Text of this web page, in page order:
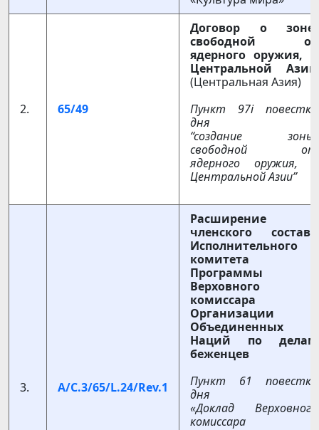
2. 65/49
Договор о зоне,
свободной от
ядерного оружия, в
Центральной Азии
(Центральная Азия)
Пункт 97iповестки
дня
“создание зоны,
свободной от
ядерного оружия, в
Центральной Азии”
3. A/C.3/65/L.24/Rev.1
Расширение
членского состава
Исполнительного
комитета
Программы
Верховного
комиссара
Организации
Объединенных
Наций по делам
беженцев
Пункт 61 повестки
дня
«Доклад Верховного
комиссара